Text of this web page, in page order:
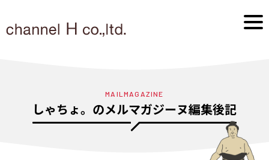
MAILMAGAZINE
しゃちょ。のメルマガジーヌ編集後記